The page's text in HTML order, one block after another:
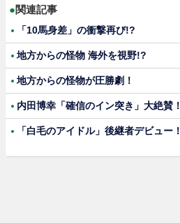
●関連記事
「10馬身差」の衝撃再び!?
地方からの怪物 海外を視野!?
地方からの怪物が圧勝劇！
内田博幸「確信のイン突き」大絶賛！
「白毛のアイドル」後継者デビュー！